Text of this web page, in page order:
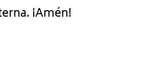
¡Amén!